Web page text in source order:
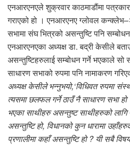
एनआरएनएले शुक्रवार काठमाडौंमा
गराएको हो । एनआरएनए ग्लोवल
सभामा संघ भित्रको असन्तुष्टि पनि
एनआरएनएका अध्यक्ष डा. बद्री केसीले
असन्तुष्टिहरुलाई सम्बोधन गर्ने भएकाले सो
साधारण सभाको रुपमा पनि नामाकरण
अध्यक्ष केसीले भन्नुभयो,‘विधिवत रुपमा
त्यसमा छलफल गर्ने ठाउँ नै साधारण सभा
भएका साथीहरु असन्तुष्ट साथीहरुको लागि
असन्तुष्टि हो, विधानको कुन धारामा
प्रणालीमा कहाँ असन्तुष्टि हो ? यी सबै